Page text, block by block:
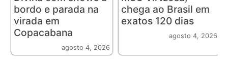
bordo e parada na
virada em
Copacabana
agosto 4, 2026
chega ao Brasil em
exatos 120 dias
agosto 4, 2026